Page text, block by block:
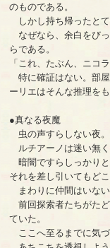
のものである。
しかし持ち帰ったとて
なぜなら、余白をび
らである。
「これ、たぶん、ニコ
特に確証はない。部
ーリエはそんな推理をも
●真なる夜魔
虫の声すらしない夜。
ルチアーノは迷い無く
暗闇ですらしっかりと
それを差し引いてもど
まわりに仲間はいない
前回探索者たちがた
ていた。
ここへ至るまでに気づ